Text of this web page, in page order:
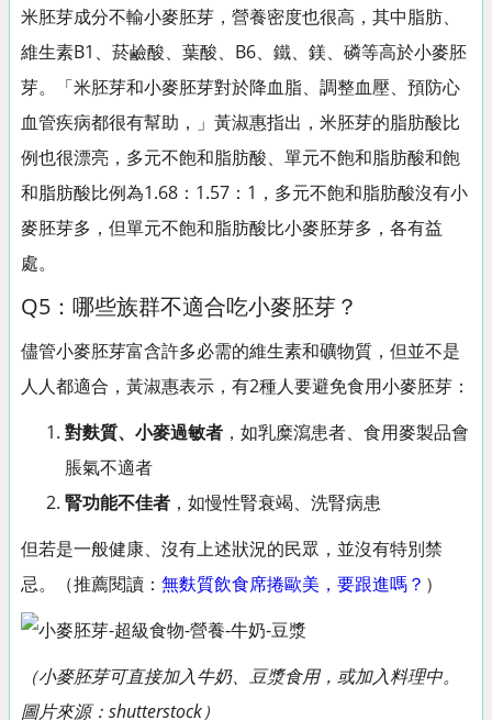
米胚芽成分不輸小麥胚芽，營養密度也很高，其中脂肪、
維生素B1、菸鹼酸、葉酸、B6、鐵、鎂、磷等高於小麥胚
芽。「米胚芽和小麥胚芽對於降血脂、調整血壓、預防心
血管疾病都很有幫助，」黃淑惠指出，米胚芽的脂肪酸比
例也很漂亮，多元不飽和脂肪酸、單元不飽和脂肪酸和飽
和脂肪酸比例為1.68：1.57：1，多元不飽和脂肪酸沒有小
麥胚芽多，但單元不飽和脂肪酸比小麥胚芽多，各有益
處。
Q5：哪些族群不適合吃小麥胚芽？
儘管小麥胚芽富含許多必需的維生素和礦物質，但並不是
人人都適合，黃淑惠表示，有2種人要避免食用小麥胚芽：
對麩質、小麥過敏者 ，如乳糜瀉患者、食用麥製品會
脹氣不適者
腎功能不佳者 ，如慢性腎衰竭、洗腎病患
但若是一般健康、沒有上述狀況的民眾，並沒有特別禁
忌。（推薦閱讀： 無麩質飲食席捲歐美，要跟進嗎？ ）
（小麥胚芽可直接加入牛奶、豆漿食用，或加入料理中。
圖片來源：shutterstock）